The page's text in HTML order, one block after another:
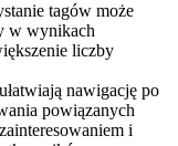
tagów może
w wynikach
liczby
nawigację po
powiązanych
i